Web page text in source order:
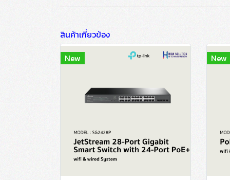
สินค้าเกี่ยวข้อง
New
New